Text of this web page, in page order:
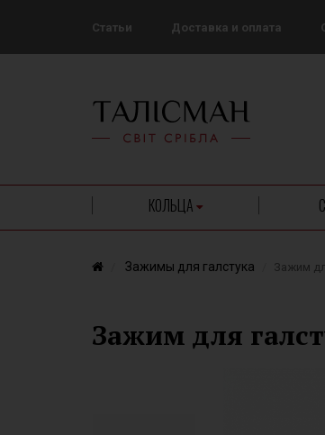
Статьи Доставка и оплата
КОЛЬЦА
Зажимы для галстука Зажим
Зажим для